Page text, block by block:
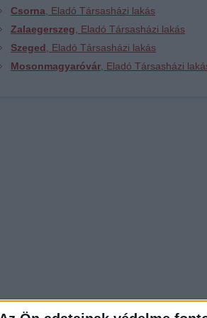
Csorna , Eladó Társasházi lakás
Zalaegerszeg , Eladó Társasházi lakás
Szeged , Eladó Társasházi lakás
Mosonmagyaróvár , Eladó Társasházi